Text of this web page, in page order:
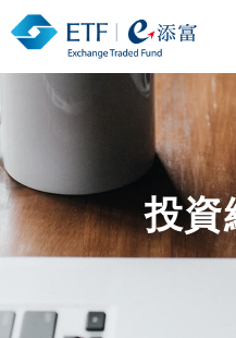
投資